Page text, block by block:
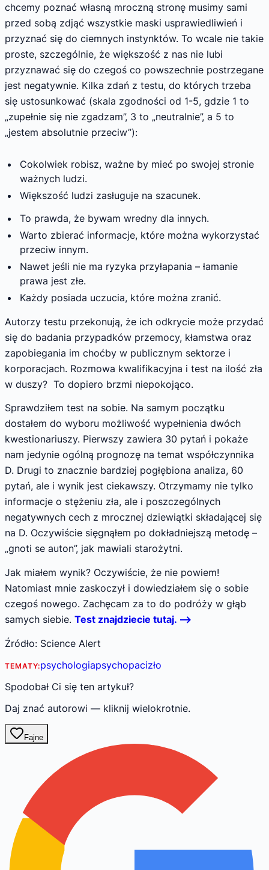
chcemy poznać własną mroczną stronę musimy sami
przed sobą zdjąć wszystkie maski usprawiedliwień i
przyznać się do ciemnych instynktów. To wcale nie takie
proste, szczególnie, że większość z nas nie lubi
przyznawać się do czegoś co powszechnie postrzegane
jest negatywnie. Kilka zdań z testu, do których trzeba
się ustosunkować (skala zgodności od 1-5, gdzie 1 to
„zupełnie się nie zgadzam”, 3 to „neutralnie”, a 5 to
„jestem absolutnie przeciw”):
Cokolwiek robisz, ważne by mieć po swojej stronie
ważnych ludzi.
Większość ludzi zasługuje na szacunek.
To prawda, że bywam wredny dla innych.
Warto zbierać informacje, które można wykorzystać
przeciw innym.
Nawet jeśli nie ma ryzyka przyłapania – łamanie
prawa jest złe.
Każdy posiada uczucia, które można zranić.
Autorzy testu przekonują, że ich odkrycie może przydać
się do badania przypadków przemocy, kłamstwa oraz
zapobiegania im choćby w publicznym sektorze i
korporacjach. Rozmowa kwalifikacyjna i test na ilość zła
w duszy? To dopiero brzmi niepokojąco.
Sprawdziłem test na sobie. Na samym początku
dostałem do wyboru możliwość wypełnienia dwóch
kwestionariuszy. Pierwszy zawiera 30 pytań i pokaże
nam jedynie ogólną prognozę na temat współczynnika
D. Drugi to znacznie bardziej pogłębiona analiza, 60
pytań, ale i wynik jest ciekawszy. Otrzymamy nie tylko
informacje o stężeniu zła, ale i poszczególnych
negatywnych cech z mrocznej dziewiątki składającej się
na D. Oczywiście sięgnąłem po dokładniejszą metodę –
„gnoti se auton”, jak mawiali starożytni.
Jak miałem wynik? Oczywiście, że nie powiem!
Natomiast mnie zaskoczył i dowiedziałem się o sobie
czegoś nowego. Zachęcam za to do podróży w głąb
samych siebie. Test znajdziecie tutaj. ——>
Źródło: Science Alert
TEMATY:psychologiapsychopacizło
Spodobał Ci się ten artykuł?
Daj znać autorowi — kliknij wielokrotnie.
Fajne